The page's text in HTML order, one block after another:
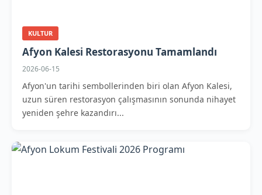
KULTUR
Afyon Kalesi Restorasyonu Tamamlandı
2026-06-15
Afyon'un tarihi sembollerinden biri olan Afyon Kalesi,
uzun süren restorasyon çalışmasının sonunda nihayet
yeniden şehre kazandırı...